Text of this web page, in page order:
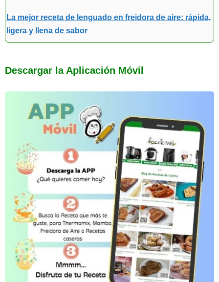
La mejor receta de lenguado en freidora de aire: rápida,
ligera y llena de sabor
Descargar la Aplicación Móvil